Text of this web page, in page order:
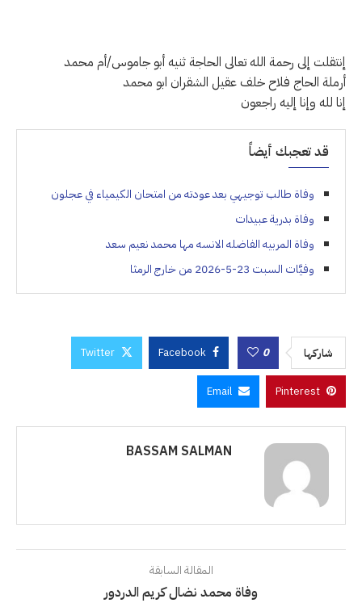
إنتقلت إلى رحمة الله تعالى الحاجة ثنيه أبو جاموس/أم محمد
أرملة الحاج فلاح خلف عقيل الشقران ابو محمد
إنا لله وإنا إليه راجعون
قد تعجبك أيضاً
وفاة طالب توجيهي بعد عودته من امتحان الكيمياء في عجلون
وفاة بدرية عبيدات
وفاة المربيه الفاضله الانسه مها محمد نعيم سعد
وفيَّات السبت 23-5-2026 من خارج الرمثا
شاركها 0
Facebook
Twitter
Pinterest
Email
BASSAM SALMAN
المقالة السابقة
وفاة محمد نضال كريم الدردور